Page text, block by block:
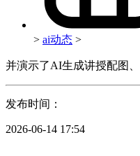
> ai动态 >
并演示了AI生成讲授配图
发布时间：
2026-06-14 17:54